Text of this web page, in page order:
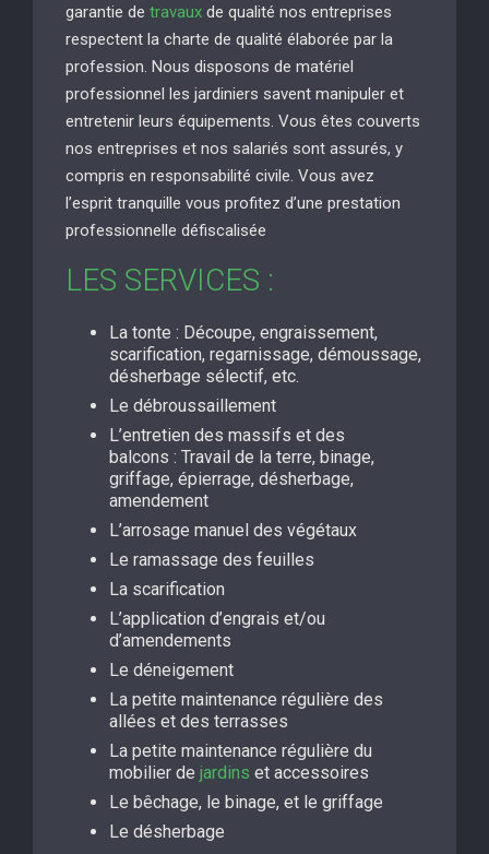
garantie de travaux de qualité nos entreprises
respectent la charte de qualité élaborée par la
profession. Nous disposons de matériel
professionnel les jardiniers savent manipuler et
entretenir leurs équipements. Vous êtes couverts
nos entreprises et nos salariés sont assurés, y
compris en responsabilité civile. Vous avez
l’esprit tranquille vous profitez d’une prestation
professionnelle défiscalisée
LES SERVICES :
La tonte : Découpe, engraissement,
scarification, regarnissage, démoussage,
désherbage sélectif, etc.
Le débroussaillement
L’entretien des massifs et des
balcons : Travail de la terre, binage,
griffage, épierrage, désherbage,
amendement
L’arrosage manuel des végétaux
Le ramassage des feuilles
La scarification
L’application d’engrais et/ou
d’amendements
Le déneigement
La petite maintenance régulière des
allées et des terrasses
La petite maintenance régulière du
mobilier de jardins et accessoires
Le bêchage, le binage, et le griffage
Le désherbage